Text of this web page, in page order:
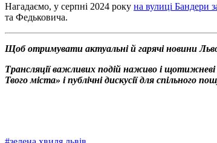
Нагадаємо, у серпні 2024 року на вулиці Бандери
та Федьковича.
Щоб отримувати актуальні й гарячі новини
Трансляції важливих подій наживо і щотижневі
Твого міста» і публічні дискусії для